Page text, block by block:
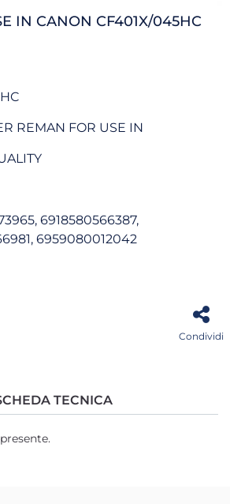
IN CANON CF401X/045HC
REMAN FOR USE IN
6918580566387,
6959080012042
Condividi
TECNICA